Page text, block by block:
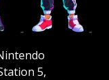
5,